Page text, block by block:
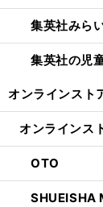
集英社みら
集英社の児
オンラインスト
オンラインス
OTO
SHUEISHA